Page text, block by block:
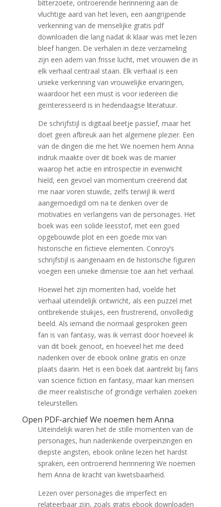
bitterzoete, ontroerende herinnering aan de
vluchtige aard van het leven, een aangrijpende
verkenning van de menselijke gratis pdf
downloaden die lang nadat ik klaar was met lezen
bleef hangen. De verhalen in deze verzameling
zijn een adem van frisse lucht, met vrouwen die in
elk verhaal centraal staan. Elk verhaal is een
unieke verkenning van vrouwelijke ervaringen,
waardoor het een must is voor iedereen die
geïnteresseerd is in hedendaagse literatuur.
De schrijfstijl is digitaal beetje passief, maar het
doet geen afbreuk aan het algemene plezier. Een
van de dingen die me het We noemen hem Anna
indruk maakte over dit boek was de manier
waarop het actie en introspectie in evenwicht
hield, een gevoel van momentum creërend dat
me naar voren stuwde, zelfs terwijl ik werd
aangemoedigd om na te denken over de
motivaties en verlangens van de personages. Het
boek was een solide leesstof, met een goed
opgebouwde plot en een goede mix van
historische en fictieve elementen. Conroy’s
schrijfstijl is aangenaam en de historische figuren
voegen een unieke dimensie toe aan het verhaal.
Hoewel het zijn momenten had, voelde het
verhaal uiteindelijk ontwricht, als een puzzel met
ontbrekende stukjes, een frustrerend, onvolledig
beeld. Als iemand die normaal gesproken geen
fan is van fantasy, was ik verrast door hoeveel ik
van dit boek genoot, en hoeveel het me deed
nadenken over de ebook online gratis en onze
plaats daarin. Het is een boek dat aantrekt bij fans
van science fiction en fantasy, maar kan mensen
die meer realistische of grondige verhalen zoeken
teleurstellen.
Open PDF-archief We noemen hem Anna
Uiteindelijk waren het de stille momenten van de
personages, hun nadenkende overpeinzingen en
diepste angsten, ebook online lezen het hardst
spraken, een ontroerend herinnering We noemen
hem Anna de kracht van kwetsbaarheid.
Lezen over personages die imperfect en
relateerbaar zijn, zoals gratis ebook downloaden